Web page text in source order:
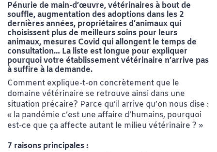
Pénurie de main-d’œuvre, vétérinaires à bout de
souffle, augmentation des adoptions dans les 2
dernières années, propriétaires d’animaux qui
choisissent plus de meilleurs soins pour leurs
animaux, mesures Covid qui allongent le temps de
consultation… La liste est longue pour expliquer
pourquoi votre établissement vétérinaire n’arrive pas
à suffire à la demande.
Comment explique-t-on concrètement que le
domaine vétérinaire se retrouve ainsi dans une
situation précaire? Parce qu’il arrive qu’on nous dise :
« la pandémie c’est une affaire d’humains, pourquoi
est-ce que ça affecte autant le milieu vétérinaire ? »
7 raisons principales :